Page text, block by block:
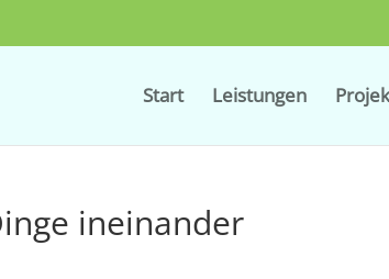
Start Leistungen
ineinander